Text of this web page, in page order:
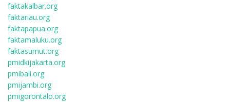
faktakalbar.org
faktariau.org
faktapapua.org
faktamaluku.org
faktasumut.org
pmidkijakarta.org
pmibali.org
pmijambi.org
pmigorontalo.org